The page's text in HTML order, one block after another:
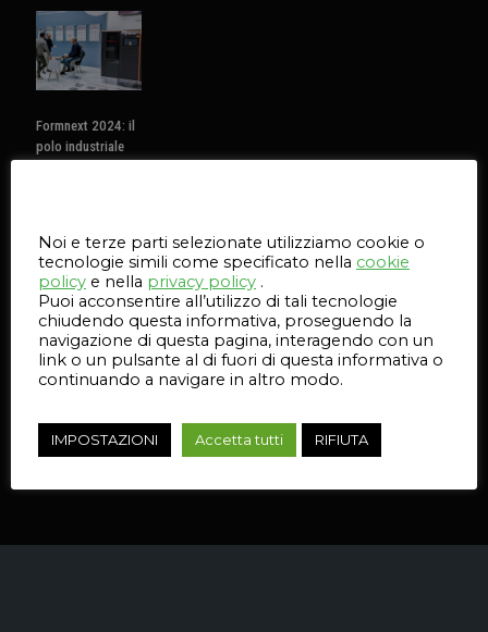
Contatti
Newsletter
Formnext 2024: il
polo industriale
2024: il polo
industriale per
la produzione
additiva
0
Leggi
l'articolo
Noi e terze parti selezionate utilizziamo cookie o
tecnologie simili come specificato nella cookie
policy e nella privacy policy .
Puoi acconsentire all’utilizzo di tali tecnologie
chiudendo questa informativa, proseguendo la
navigazione di questa pagina, interagendo con un
link o un pulsante al di fuori di questa informativa o
continuando a navigare in altro modo.
IMPOSTAZIONI Accetta tutti RIFIUTA